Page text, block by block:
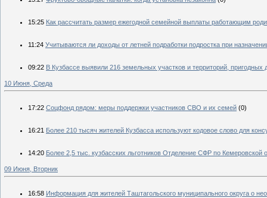
15:25 Как рассчитать размер ежегодной семейной выплаты работающим
11:24 Учитываются ли доходы от летней подработки подростка при
09:22 В Кузбассе выявили 216 земельных участков и территорий, пригодных
10 Июня, Среда
17:22 Соцфонд рядом: меры поддержки участников СВО и их семей (0)
16:21 Более 210 тысяч жителей Кузбасса используют кодовое слово для
14:20 Более 2,5 тыс. кузбасских льготников Отделение СФР по Кемеровской
09 Июня, Вторник
16:58 Информация для жителей Таштагольского муниципального округа о